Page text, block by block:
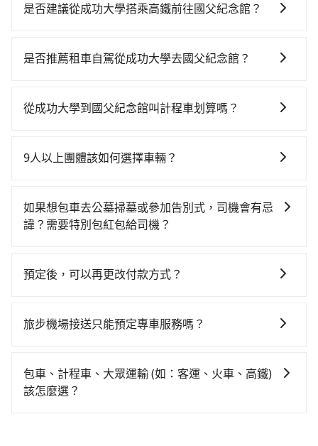
是否建議從成功大學搭乘高鐵前往國父紀念館？
適、省時、較貴，且難叫計程車前往高鐵站！從最早
高鐵站，叫一輛計程車花費約300元、車程約24分鐘。
從台南站前往台北高鐵站，每人票價1,350元，再用15分
的目的地。全程加上轉車時間共3小時8分鐘，假設4位同
行，高鐵加轉乘之平均每人花費為1,500元。不過台南市
城市的20倍。縱使幸運攔到一輛小黃了，台南市少部分
人平均花費約1,450元，費時3小時24分鐘。長距離移動
約tripool還是比較划算的。如果你是三人以下要乘車，
也可參考tripool的拼車共乘服務，最多可再節省50%的
是否推薦租車自駕從成功大學去國父紀念館？
時不需要閉目養神（因為要自己開車），最重要的是你
$115~205承租小轎車，每公里再額外加收$3.2，從成功
回），雖已將eTag和可能的每小時40元路邊停車費用預
估進去，但額外的汽車保險與可能的罰單都需自付。再
數超過四位，更是沒有較大的七人座或九人座可供選
修理，每一次租車都好像在開樂透一樣。另外，偶爾也
車或者要載其他乘客的人來說就有不小的風險。最後，
雖然路邊隨租隨還看似方便，但實際使用時還是有其區
從成功大學到國父紀念館叫計程車划算嗎？
灣大車隊、Uber、Line Taxi、Yoxi等，如果在路邊攔不
看。依照里程跳錶計算，價格約為6,435~7,700元間，但
如改預約tripool可省高達$1,900。但如果你無法提前預
叫到小黃的難度是台北或新北的20倍之多。再加上台南
上，無論在價格或服務品質上，tripool都是你從成功大
9人以上團體該如何選擇車輛？
9人以上之廂型車，其實屬違法。在現行法律下，營業小
客車最多座位數量就是9人，如扣掉司機就只能乘坐8位
行照不符，連司機的駕照都會不符。在路上被警察盤查
給賭上。通常人數沒有超過10位，建議預約一台九人座
是禁止大客車通行的，建議在預定時最好先與車行或平
台確認。
如果想包車去公墓掃墓或參加告別式，司機會有忌
諱？需要特別包紅包給司機？
都會提供接送服務。不過，如果您有其他特殊要求，例
續爭議。此外，是否需要給司機紅包或小費，則可以由
預定後，可以再更改付款方式？
可以在用車前一天凌晨六點前填寫取消訂單申請表，取
旅步機場接送只能預定專車服務嗎？
共乘服務。共乘服務讓乘客可以與其他人分攤費用，享
受更實惠的價格，一樣可享受到府接送的便利。
包車、計程車、大眾運輸 (如：客運、火車、高鐵)
該怎麼選？